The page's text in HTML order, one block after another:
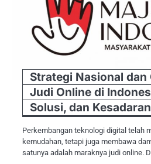
Strategi Nasional dan
Judi Online di
Solusi, dan
Perkembangan teknologi digital telah
kemudahan, tetapi juga membawa
satunya adalah maraknya judi online.